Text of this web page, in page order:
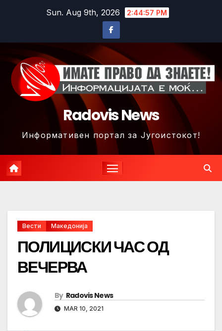
Sun. Aug 9th, 2026 2:45:00 PM
Radovis News
Информативен портал за Југоистокот!
Вести Македонија
ПОЛИЦИСКИ ЧАС ОД
ВЕЧЕРВА
By Radovis News
MAR 10, 2021